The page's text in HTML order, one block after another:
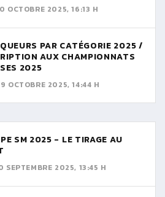
OCTOBRE 2025, 16:13 H
PAR CATÉGORIE 2025 /
AUX CHAMPIONNATS
2025
OCTOBRE 2025, 14:44 H
SM 2025 - LE TIRAGE AU
SEPTEMBRE 2025, 13:45 H